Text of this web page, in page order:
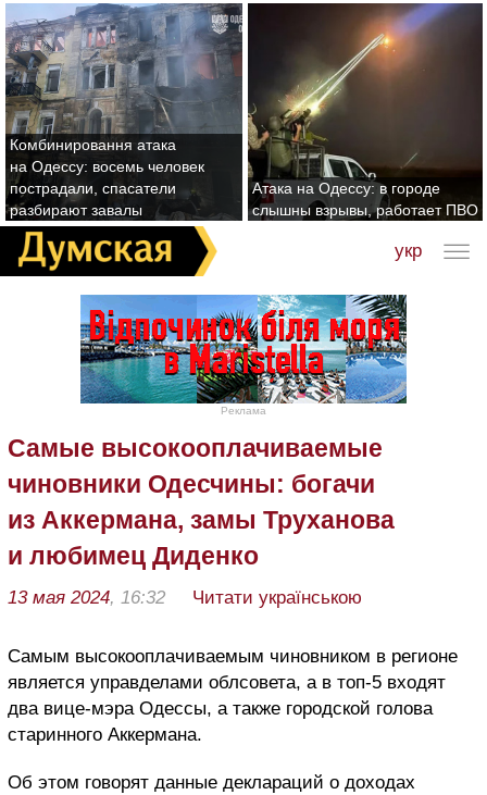
Комбинировання атака
на Одессу: восемь человек
пострадали, спасатели
разбирают завалы
Атака на Одессу: в городе
слышны взрывы, работает ПВО
укр
Реклама
Самые высокооплачиваемые
чиновники Одесчины: богачи
из Аккермана, замы Труханова
и любимец Диденко
13 мая 2024, 16:32 Читати українською
Самым высокооплачиваемым чиновником в регионе
является управделами облсовета, а в топ-5 входят
два вице-мэра Одессы, а также городской голова
старинного Аккермана.
Об этом говорят данные деклараций о доходах